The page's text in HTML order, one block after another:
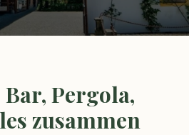
Pergola,
zusammen